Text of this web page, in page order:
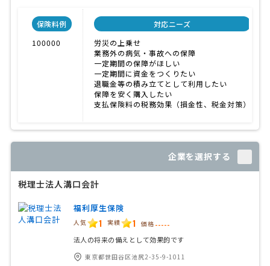
保険料例
100000
対応ニーズ
労災の上乗せ
業務外の病気・事故への保障
一定期間の保障がほしい
一定期間に資金をつくりたい
退職金等の積み立てとして利用したい
保障を安く購入したい
支払保険料の税務効果（損金性、税金対策）
企業を選択する
税理士法人溝口会計
福利厚生保険
人気 1 実績 1 価格 -----
法人の将来の備えとして効果的です
東京都世田谷区池尻2-35-9-1011